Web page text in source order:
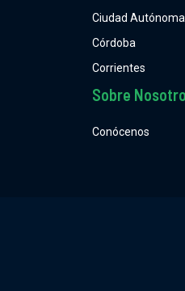
Ciudad
Córdoba
Corrientes
Sobre
Conócenos